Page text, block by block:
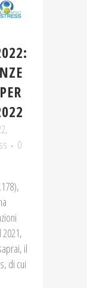
,
0
il
di cui